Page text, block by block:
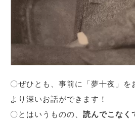
〇ぜひとも、事前に「夢十夜」を
より深いお話ができます！
〇とはいうものの、 読んでこなく